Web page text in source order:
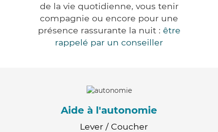
de la vie quotidienne, vous tenir
compagnie ou encore pour une
présence rassurante la nuit : être
rappelé par un conseiller
Aide à l'autonomie
Lever / Coucher